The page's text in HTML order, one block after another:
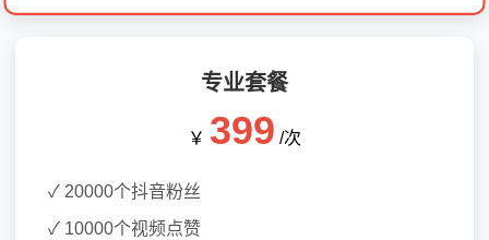
专业套餐
￥ 399 /次
✓ 20000个抖音粉丝
✓ 10000个视频点赞